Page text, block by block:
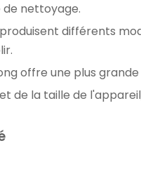
de nettoyage.
différents
offre une plus
de la taille de